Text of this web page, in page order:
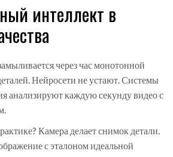
интеллект в
через час монотонной
Нейросети не устают. Системы
анализируют каждую секунду видео с
Камера делает снимок детали.
с эталоном идеальной